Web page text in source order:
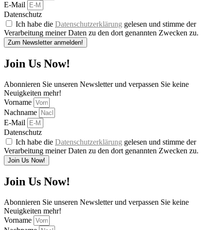
E-Mail
Datenschutz
Ich habe die Datenschutzerklärung gelesen und stimme der
Verarbeitung meiner Daten zu den dort genannten Zwecken zu.
Zum Newsletter anmelden!
Join Us Now!
Abonnieren Sie unseren Newsletter und verpassen Sie keine
Neuigkeiten mehr!
Vorname
Nachname
E-Mail
Datenschutz
Ich habe die Datenschutzerklärung gelesen und stimme der
Verarbeitung meiner Daten zu den dort genannten Zwecken zu.
Join Us Now!
Join Us Now!
Abonnieren Sie unseren Newsletter und verpassen Sie keine
Neuigkeiten mehr!
Vorname